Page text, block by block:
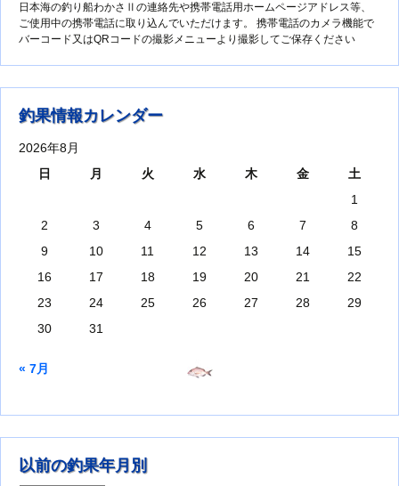
日本海の釣り船わかさⅡの連絡先や携帯電話用ホームページアドレス等、
ご使用中の携帯電話に取り込んでいただけます。 携帯電話のカメラ機能で
バーコード又はQRコードの撮影メニューより撮影してご保存ください
釣果情報カレンダー
2026年8月
日
月 火 水 木 金
土
1
2
3 4 5 6 7
8
9
10 11 12 13 14
15
16
17 18 19 20 21
22
23
24 25 26 27 28
29
30
31
« 7月
以前の釣果年月別